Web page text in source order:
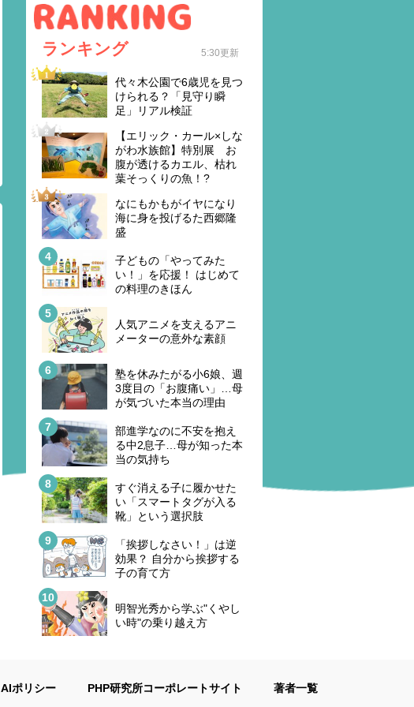
ランキング 5:30更新
代々木公園で6歳児を見つ
けられる？「見守り瞬
足」リアル検証
【エリック・カール×しな
がわ水族館】特別展 お
腹が透けるカエル、枯れ
葉そっくりの魚！?
なにもかもがイヤになり
海に身を投げるた西郷隆
盛
子どもの「やってみた
い！」を応援！ はじめて
の料理のきほん
人気アニメを支えるアニ
メーターの意外な素顔
塾を休みたがる小6娘、週
3度目の「お腹痛い」…母
が気づいた本当の理由
部進学なのに不安を抱え
る中2息子…母が知った本
当の気持ち
すぐ消える子に履かせた
い「スマートタグが入る
靴」という選択肢
「挨拶しなさい！」は逆
効果？ 自分から挨拶する
子の育て方
明智光秀から学ぶ"くやし
い時"の乗り越え方
AIポリシー PHP研究所コーポレートサイト 著者一覧